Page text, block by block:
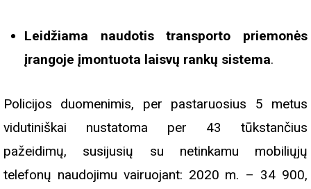
Leidžiama naudotis transporto priemonės
įrangoje įmontuota laisvų rankų sistema.
Policijos duomenimis, per pastaruosius 5 metus
vidutiniškai nustatoma per 43 tūkstančius
pažeidimų, susijusių su netinkamu mobiliųjų
telefonų naudojimu vairuojant: 2020 m. – 34 900,